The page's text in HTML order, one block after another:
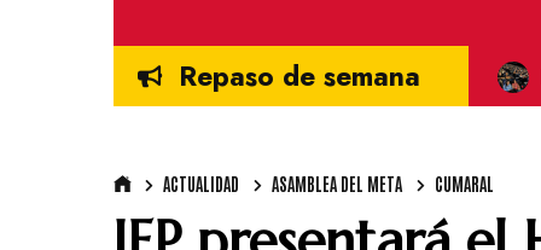
Repaso de semana
ACTUALIDAD ASAMBLEA DEL META CUMARAL